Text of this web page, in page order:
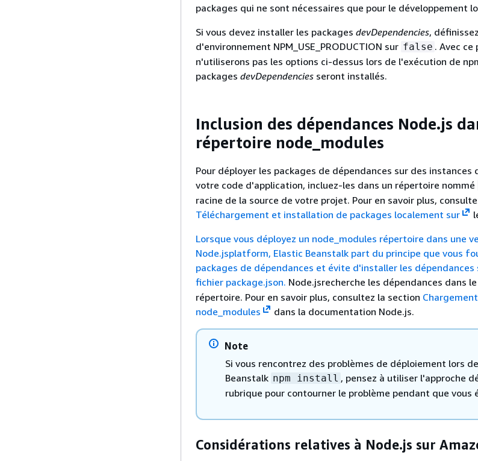
packages qui ne sont nécessaires que pour le développement
Si vous devez installer les packages devDependencies,
d'environnement NPM_USE_PRODUCTION sur false . Avec ce
n'utiliserons pas les options ci-dessus lors de l'exécution de
packages devDependencies seront installés.
Inclusion des dépendances Node.js
répertoire node_modules
Pour déployer les packages de dépendances sur des instances
votre code d'application, incluez-les dans un répertoire nommé
racine de la source de votre projet. Pour en savoir plus,
Téléchargement et installation de packages localement sur
Lorsque vous déployez un node_modules répertoire dans une
Node.jsplatform, Elastic Beanstalk part du principe que vous
packages de dépendances et évite d'installer les dépendances
fichier package.json. Node.jsrecherche les dépendances dans le
répertoire. Pour en savoir plus, consultez la section
node_modules
dans la documentation Node.js.
Note
Si vous rencontrez des problèmes de déploiement lors
Beanstalk npm install , pensez à utiliser l'approche
rubrique pour contourner le problème pendant que vous
Considérations relatives à Node.js sur